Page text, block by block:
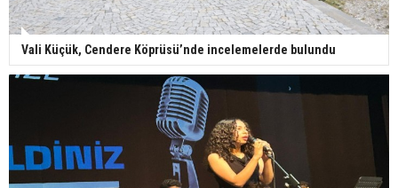
Vali Küçük, Cendere Köprüsü’nde incelemelerde bulundu